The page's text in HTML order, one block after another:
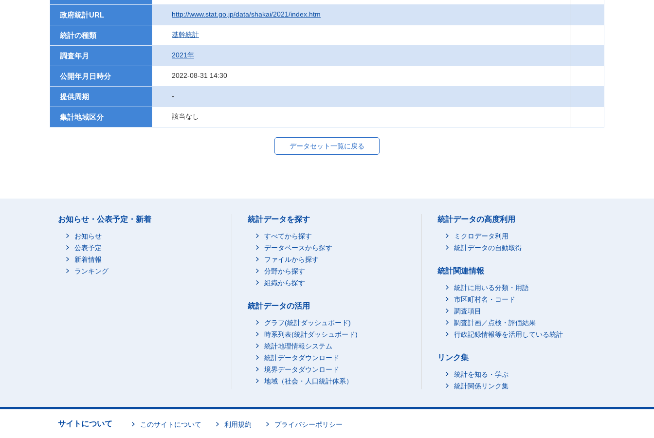
政府統計URL http://www.stat.go.jp/data/shakai/2021/index.htm
統計の種類 基幹統計
調査年月 2021年
公開年月日時分 2022-08-31 14:30
提供周期 -
集計地域区分 該当なし
データセット一覧に戻る
お知らせ・公表予定・新着
お知らせ
公表予定
新着情報
ランキング
統計データを探す
すべてから探す
データベースから探す
ファイルから探す
分野から探す
組織から探す
統計データの活用
グラフ(統計ダッシュボード)
時系列表(統計ダッシュボード)
統計地理情報システム
統計データダウンロード
境界データダウンロード
地域（社会・人口統計体系）
統計データの高度利用
ミクロデータ利用
統計データの自動取得
統計関連情報
統計に用いる分類・用語
市区町村名・コード
調査項目
調査計画／点検・評価結果
行政記録情報等を活用している統計
リンク集
統計を知る・学ぶ
統計関係リンク集
サイトについて このサイトについて 利用規約 プライバシーポリシー